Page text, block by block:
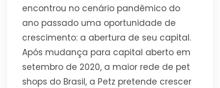
encontrou no cenário pandêmico do
ano passado uma oportunidade de
crescimento: a abertura de seu capital.
Após mudança para capital aberto em
setembro de 2020, a maior rede de pet
shops do Brasil, a Petz pretende crescer